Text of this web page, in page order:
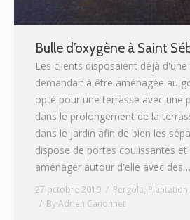
Bulle d’oxygène à Saint
Les clients disposaient déjà
demandait à être aménagée au
opté pour une terrasse avec une
dans le prolongement de la
dans le jardin afin de bien les
dispose de portes coulissantes
aménager autour d'elle avec des…
27 octobre 2019 Pergola, Plantation,
ByAdrien Canonnet